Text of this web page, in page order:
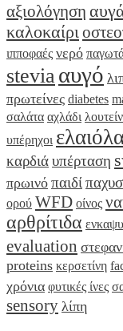
αξιολόγηση
καλοκαίρι
ιπποφαές νερό
stevia αυγό
πρωτείνες diabetes
σαλάτα αχλάδι
υπέρηχοι
καρδιάυπέρταση
πρωινό παιδί
ορού WFD οίνος
αρθρίτιδα
evaluation
proteins κερσετίνη
χρόνια φυτικές ίνες
sensory λίπη